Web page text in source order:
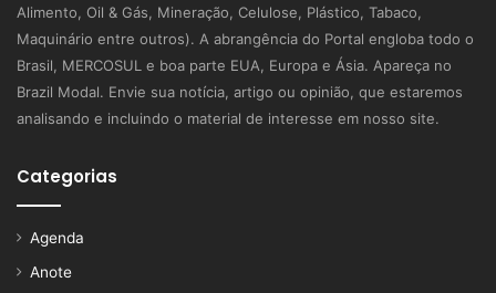
Alimento, Oil & Gás, Mineração, Celulose, Plástico, Tabaco,
Maquinário entre outros). A abrangência do Portal engloba todo o
Brasil, MERCOSUL e boa parte EUA, Europa e Ásia. Apareça no
Brazil Modal. Envie sua notícia, artigo ou opinião, que estaremos
analisando e incluindo o material de interesse em nosso site.
Categorias
Agenda
Anote